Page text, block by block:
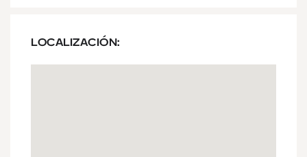
LOCALIZACIÓN: